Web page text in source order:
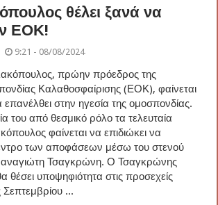
θέλει ξανά να
ΕΟΚ!
9:21 - 08/08/2024
πρώην πρόεδρος της
Καλαθοσφαίρισης (ΕΟΚ), φαίνεται
στην ηγεσία της ομοσπονδίας.
του από θεσμικό ρόλο τα τελευταία
φαίνεται να επιδιώκει να
των αποφάσεων μέσω του στενού
Τσαγκρώνη. Ο Τσαγκρώνης
θέσει υποψηφιότητα στις προσεχείς
Σεπτεμβρίου ...